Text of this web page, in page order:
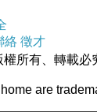
絡 徵才
權所有、轉載必
are